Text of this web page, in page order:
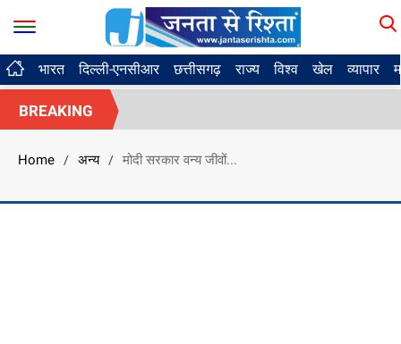
भारत दिल्ली-एनसीआर छत्तीसगढ़ राज्य विश्व खेल व्यापार
BREAKING
Home / अन्य / मोदी सरकार वन्य जीवों...